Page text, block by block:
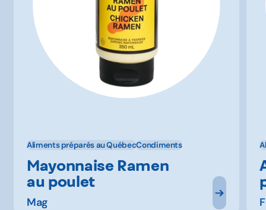
Aliments préparés au QuébecCondiments
Mayonnaise Ramen
au poulet
Mag